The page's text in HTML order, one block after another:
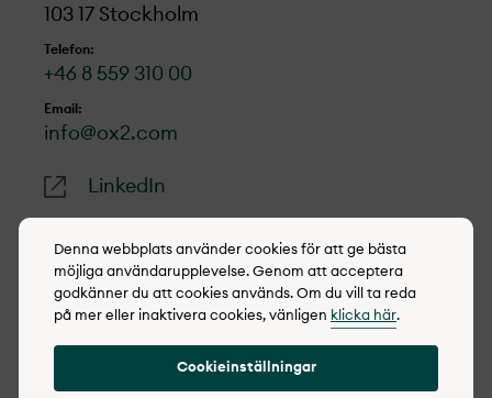
103 17 Stockholm
Telefon:
+46 8 559 310 00
Email:
info@ox2.com
LinkedIn
© 2022-2026 OX2
Cookie policy
Denna webbplats använder cookies för att ge bästa
möjliga användarupplevelse. Genom att acceptera
godkänner du att cookies används. Om du vill ta reda
på mer eller inaktivera cookies, vänligen klicka här.
Cookieinställningar